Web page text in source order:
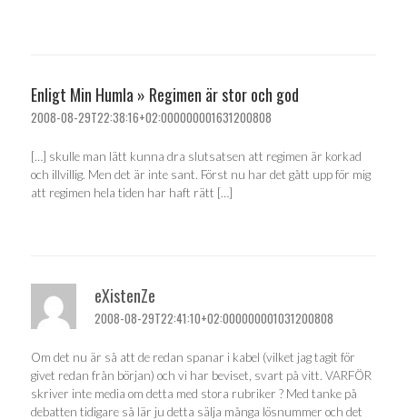
Enligt Min Humla » Regimen är stor och god
2008-08-29T22:38:16+02:000000001631200808
[…] skulle man lätt kunna dra slutsatsen att regimen är korkad
och illvillig. Men det är inte sant. Först nu har det gått upp för mig
att regimen hela tiden har haft rätt […]
eXistenZe
2008-08-29T22:41:10+02:000000001031200808
Om det nu är så att de redan spanar i kabel (vilket jag tagit för
givet redan från början) och vi har beviset, svart på vitt. VARFÖR
skriver inte media om detta med stora rubriker ? Med tanke på
debatten tidigare så lär ju detta sälja många lösnummer och det